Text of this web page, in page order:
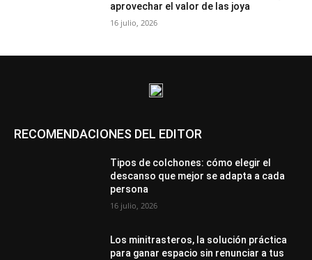
aprovechar el valor de las joya
16 julio, 2026
RECOMENDACIONES DEL EDITOR
Tipos de colchones: cómo elegir el
descanso que mejor se adapta a cada
persona
16 julio, 2026
Los minitrasteros, la solución práctica
para ganar espacio sin renunciar a tus